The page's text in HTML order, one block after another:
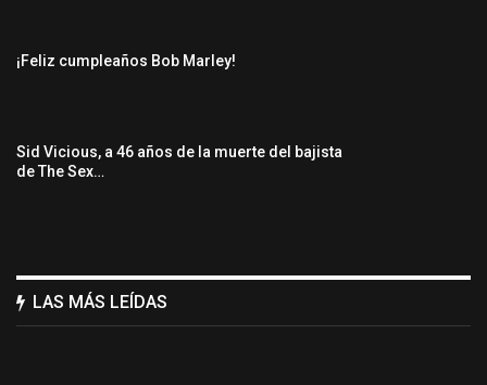
¡Feliz cumpleaños Bob Marley!
Sid Vicious, a 46 años de la muerte del bajista
de The Sex…
LAS MÁS LEÍDAS